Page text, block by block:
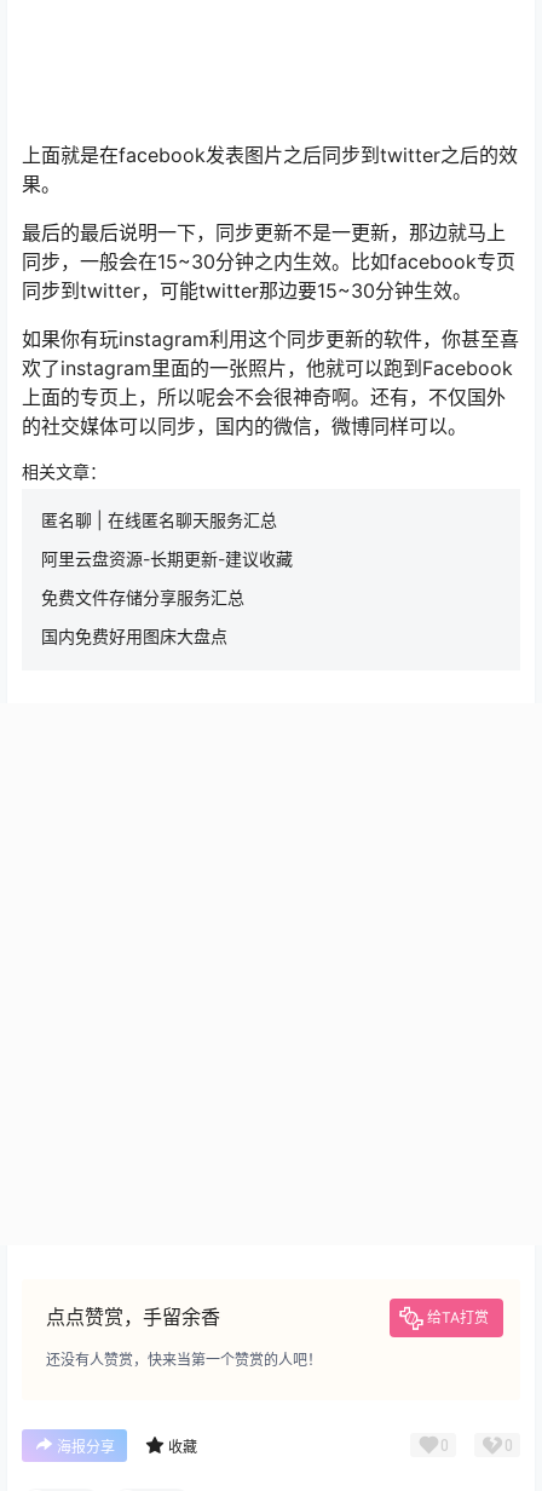
上面就是在facebook发表图片之后同步到twitter之后的效
果。
最后的最后说明一下，同步更新不是一更新，那边就马上
同步，一般会在15~30分钟之内生效。比如facebook专页
同步到twitter，可能twitter那边要15~30分钟生效。
如果你有玩instagram利用这个同步更新的软件，你甚至喜
欢了instagram里面的一张照片，他就可以跑到Facebook
上面的专页上，所以呢会不会很神奇啊。还有，不仅国外
的社交媒体可以同步，国内的微信，微博同样可以。
相关文章：
匿名聊 | 在线匿名聊天服务汇总
阿里云盘资源-长期更新-建议收藏
免费文件存储分享服务汇总
国内免费好用图床大盘点
点点赞赏，手留余香 给TA打赏
还没有人赞赏，快来当第一个赞赏的人吧！
海报分享 收藏 0 0